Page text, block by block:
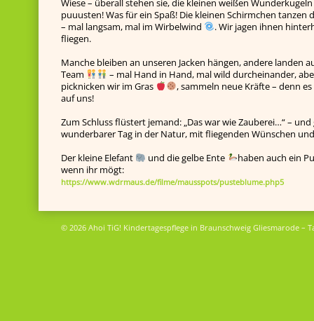
Wiese – überall stehen sie, die kleinen weißen Wunderkugeln
puuusten! Was für ein Spaß! Die kleinen Schirmchen
– mal langsam, mal im Wirbelwind
. Wir jagen ihnen
fliegen.
Manche bleiben an unseren Jacken hängen, andere landen
Team
– mal Hand in Hand, mal wild durcheinander,
picknicken wir im Gras
, sammeln neue Kräfte – denn
auf uns!
Zum Schluss flüstert jemand: „Das war wie Zauberei…“ –
wunderbarer Tag in der Natur, mit fliegenden Wünschen
Der kleine Elefant
und die gelbe Ente
haben auch ein
wenn ihr mögt:
https://www.wdrmaus.de/filme/mausspots/pusteblume.php5
© 2026 Ahoi TiG! Kindertagespflege in Braunschweig Gliesmarode –